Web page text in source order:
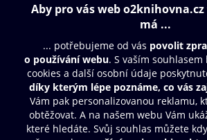
Obsah ke stažení
Další zábava
© O2 Czech Republic a.s.